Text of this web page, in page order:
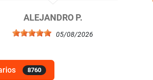
ALEJANDRO P.
05/08/2026
8760